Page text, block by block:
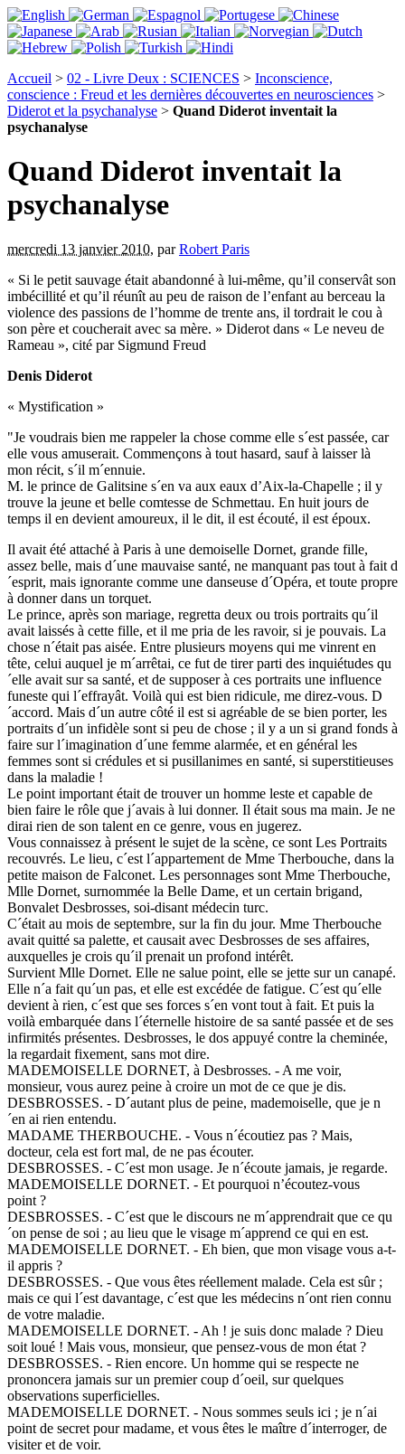
Accueil > 02 - Livre Deux : SCIENCES > Inconscience,
conscience : Freud et les dernières découvertes en neurosciences >
Diderot et la psychanalyse > Quand Diderot inventait la
psychanalyse
Quand Diderot inventait la
psychanalyse
mercredi 13 janvier 2010, parRobert Paris
« Si le petit sauvage était abandonné à lui-même, qu’il conservât son
imbécillité et qu’il réunît au peu de raison de l’enfant au berceau la
violence des passions de l’homme de trente ans, il tordrait le cou à
son père et coucherait avec sa mère. » Diderot dans « Le neveu de
Rameau », cité par Sigmund Freud
Denis Diderot
« Mystification »
"Je voudrais bien me rappeler la chose comme elle s´est passée, car
elle vous amuserait. Commençons à tout hasard, sauf à laisser là
mon récit, s´il m´ennuie.
M. le prince de Galitsine s´en va aux eaux d’Aix-la-Chapelle ; il y
trouve la jeune et belle comtesse de Schmettau. En huit jours de
temps il en devient amoureux, il le dit, il est écouté, il est époux.
Il avait été attaché à Paris à une demoiselle Dornet, grande fille,
assez belle, mais d´une mauvaise santé, ne manquant pas tout à fait d
´esprit, mais ignorante comme une danseuse d´Opéra, et toute propre
à donner dans un torquet.
Le prince, après son mariage, regretta deux ou trois portraits qu´il
avait laissés à cette fille, et il me pria de les ravoir, si je pouvais. La
chose n´était pas aisée. Entre plusieurs moyens qui me vinrent en
tête, celui auquel je m´arrêtai, ce fut de tirer parti des inquiétudes qu
´elle avait sur sa santé, et de supposer à ces portraits une influence
funeste qui l´effrayât. Voilà qui est bien ridicule, me direz-vous. D
´accord. Mais d´un autre côté il est si agréable de se bien porter, les
portraits d´un infidèle sont si peu de chose ; il y a un si grand fonds à
faire sur l´imagination d´une femme alarmée, et en général les
femmes sont si crédules et si pusillanimes en santé, si superstitieuses
dans la maladie !
Le point important était de trouver un homme leste et capable de
bien faire le rôle que j´avais à lui donner. Il était sous ma main. Je ne
dirai rien de son talent en ce genre, vous en jugerez.
Vous connaissez à présent le sujet de la scène, ce sont Les Portraits
recouvrés. Le lieu, c´est l´appartement de Mme Therbouche, dans la
petite maison de Falconet. Les personnages sont Mme Therbouche,
Mlle Dornet, surnommée la Belle Dame, et un certain brigand,
Bonvalet Desbrosses, soi-disant médecin turc.
C´était au mois de septembre, sur la fin du jour. Mme Therbouche
avait quitté sa palette, et causait avec Desbrosses de ses affaires,
auxquelles je crois qu´il prenait un profond intérêt.
Survient Mlle Dornet. Elle ne salue point, elle se jette sur un canapé.
Elle n´a fait qu´un pas, et elle est excédée de fatigue. C´est qu´elle
devient à rien, c´est que ses forces s´en vont tout à fait. Et puis la
voilà embarquée dans l´éternelle histoire de sa santé passée et de ses
infirmités présentes. Desbrosses, le dos appuyé contre la cheminée,
la regardait fixement, sans mot dire.
MADEMOISELLE DORNET, à Desbrosses. - A me voir,
monsieur, vous aurez peine à croire un mot de ce que je dis.
DESBROSSES. - D´autant plus de peine, mademoiselle, que je n
´en ai rien entendu.
MADAME THERBOUCHE. - Vous n´écoutiez pas ? Mais,
docteur, cela est fort mal, de ne pas écouter.
DESBROSSES. - C´est mon usage. Je n´écoute jamais, je regarde.
MADEMOISELLE DORNET. - Et pourquoi n’écoutez-vous
point ?
DESBROSSES. - C´est que le discours ne m´apprendrait que ce qu
´on pense de soi ; au lieu que le visage m´apprend ce qui en est.
MADEMOISELLE DORNET. - Eh bien, que mon visage vous a-t-
il appris ?
DESBROSSES. - Que vous êtes réellement malade. Cela est sûr ;
mais ce qui l´est davantage, c´est que les médecins n´ont rien connu
de votre maladie.
MADEMOISELLE DORNET. - Ah ! je suis donc malade ? Dieu
soit loué ! Mais vous, monsieur, que pensez-vous de mon état ?
DESBROSSES. - Rien encore. Un homme qui se respecte ne
prononcera jamais sur un premier coup d´oeil, sur quelques
observations superficielles.
MADEMOISELLE DORNET. - Nous sommes seuls ici ; je n´ai
point de secret pour madame, et vous êtes le maître d´interroger, de
visiter et de voir.